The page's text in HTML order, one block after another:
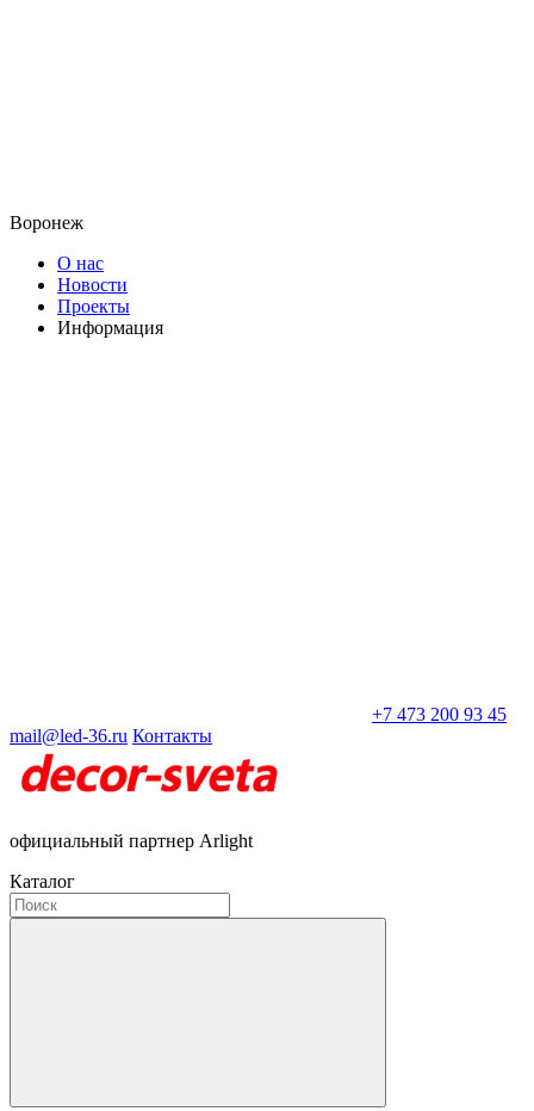
Воронеж
О нас
Новости
Проекты
Информация
+7 473 200 93 45
mail@led-36.ru Контакты
официальный партнер Arlight
Каталог